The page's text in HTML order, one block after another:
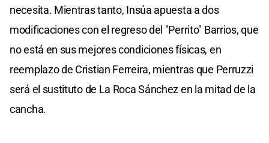
necesita. Mientras tanto, Insúa apuesta a dos
modificaciones con el regreso del "Perrito" Barrios, que
no está en sus mejores condiciones físicas, en
reemplazo de Cristian Ferreira, mientras que Perruzzi
será el sustituto de La Roca Sánchez en la mitad de la
cancha.